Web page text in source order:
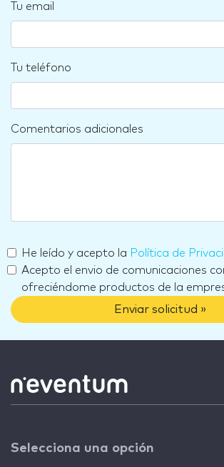
Tu email
Tu teléfono
Comentarios adicionales
He leído y acepto la Política de
Acepto el envio de comunicaciones
ofreciéndome productos de la
Enviar solicitud »
Selecciona una opción